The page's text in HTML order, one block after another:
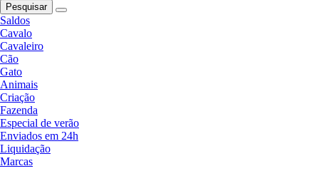
Pesquisar
Saldos
Cavalo
Cavaleiro
Cão
Gato
Animais
Criação
Fazenda
Especial de verão
Enviados em 24h
Liquidação
Marcas